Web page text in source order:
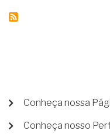
MENU
CONTA
Conheça nossa
Conheça nosso